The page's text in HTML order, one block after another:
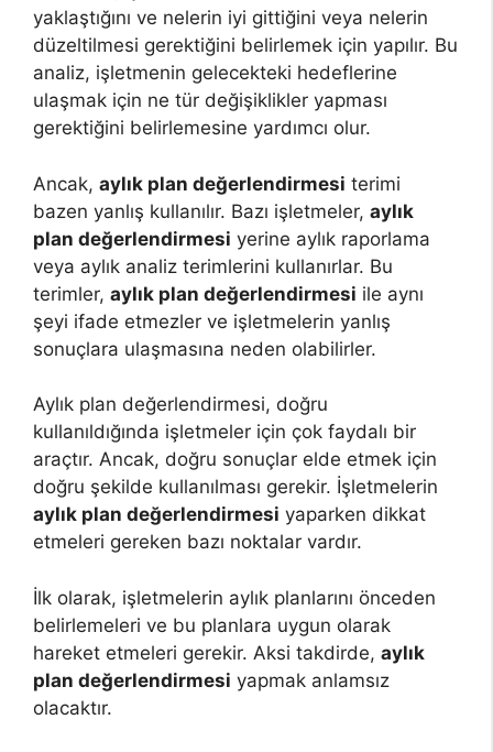
yaklaştığını ve nelerin iyi gittiğini veya nelerin
düzeltilmesi gerektiğini belirlemek için yapılır. Bu
analiz, işletmenin gelecekteki hedeflerine
ulaşmak için ne tür değişiklikler yapması
gerektiğini belirlemesine yardımcı olur.
Ancak, aylık plan değerlendirmesi terimi
bazen yanlış kullanılır. Bazı işletmeler, aylık
plan değerlendirmesi yerine aylık raporlama
veya aylık analiz terimlerini kullanırlar. Bu
terimler, aylık plan değerlendirmesi ile aynı
şeyi ifade etmezler ve işletmelerin yanlış
sonuçlara ulaşmasına neden olabilirler.
Aylık plan değerlendirmesi, doğru
kullanıldığında işletmeler için çok faydalı bir
araçtır. Ancak, doğru sonuçlar elde etmek için
doğru şekilde kullanılması gerekir. İşletmelerin
aylık plan değerlendirmesi yaparken dikkat
etmeleri gereken bazı noktalar vardır.
İlk olarak, işletmelerin aylık planlarını önceden
belirlemeleri ve bu planlara uygun olarak
hareket etmeleri gerekir. Aksi takdirde, aylık
plan değerlendirmesi yapmak anlamsız
olacaktır.